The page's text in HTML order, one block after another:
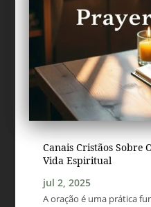
Canais Cristãos Sobre
Vida Espiritual
jul 2, 2025
A oração é uma prática